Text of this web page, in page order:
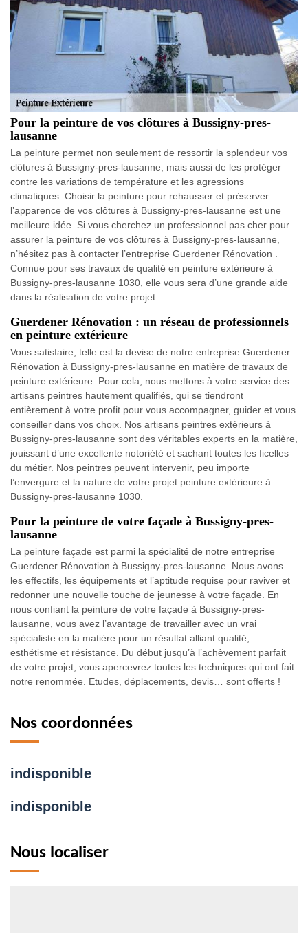
Pour la peinture de vos clôtures à Bussigny-pres-
lausanne
La peinture permet non seulement de ressortir la splendeur vos
clôtures à Bussigny-pres-lausanne, mais aussi de les protéger
contre les variations de température et les agressions
climatiques. Choisir la peinture pour rehausser et préserver
l’apparence de vos clôtures à Bussigny-pres-lausanne est une
meilleure idée. Si vous cherchez un professionnel pas cher pour
assurer la peinture de vos clôtures à Bussigny-pres-lausanne,
n’hésitez pas à contacter l’entreprise Guerdener Rénovation .
Connue pour ses travaux de qualité en peinture extérieure à
Bussigny-pres-lausanne 1030, elle vous sera d’une grande aide
dans la réalisation de votre projet.
Guerdener Rénovation : un réseau de professionnels
en peinture extérieure
Vous satisfaire, telle est la devise de notre entreprise Guerdener
Rénovation à Bussigny-pres-lausanne en matière de travaux de
peinture extérieure. Pour cela, nous mettons à votre service des
artisans peintres hautement qualifiés, qui se tiendront
entièrement à votre profit pour vous accompagner, guider et vous
conseiller dans vos choix. Nos artisans peintres extérieurs à
Bussigny-pres-lausanne sont des véritables experts en la matière,
jouissant d’une excellente notoriété et sachant toutes les ficelles
du métier. Nos peintres peuvent intervenir, peu importe
l’envergure et la nature de votre projet peinture extérieure à
Bussigny-pres-lausanne 1030.
Pour la peinture de votre façade à Bussigny-pres-
lausanne
La peinture façade est parmi la spécialité de notre entreprise
Guerdener Rénovation à Bussigny-pres-lausanne. Nous avons
les effectifs, les équipements et l’aptitude requise pour raviver et
redonner une nouvelle touche de jeunesse à votre façade. En
nous confiant la peinture de votre façade à Bussigny-pres-
lausanne, vous avez l’avantage de travailler avec un vrai
spécialiste en la matière pour un résultat alliant qualité,
esthétisme et résistance. Du début jusqu’à l’achèvement parfait
de votre projet, vous apercevrez toutes les techniques qui ont fait
notre renommée. Etudes, déplacements, devis… sont offerts !
Nos coordonnées
indisponible
indisponible
Nous localiser